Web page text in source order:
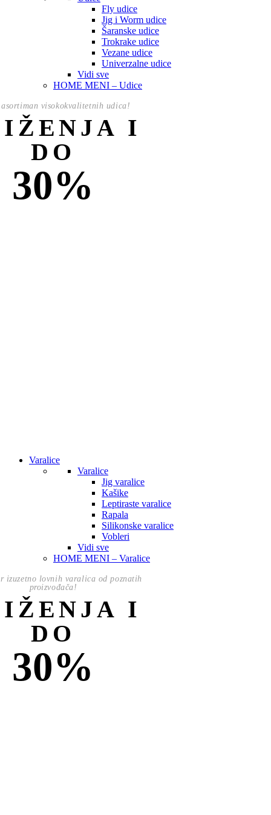
Fly udice
Jig i Worm udice
Šaranske udice
Trokrake udice
Vezane udice
Univerzalne udice
Vidi sve
HOME MENI – Udice
visokokvalitetnih udica!
I
DO
30%
Varalice
Varalice
Jig varalice
Kašike
Leptiraste varalice
Rapala
Silikonske varalice
Vobleri
Vidi sve
HOME MENI – Varalice
izuzetno lovnih varalica od poznatih
proizvođača!
I
DO
30%